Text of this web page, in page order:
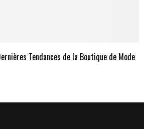
Tendances de la Boutique de Mode